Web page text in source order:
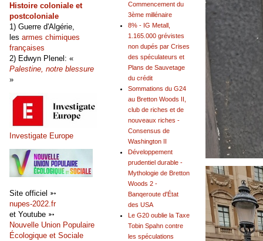
Commencement du
3ème millénaire
8% - IG Metall,
1.165.000 grévistes
non dupés par Crises
des spéculateurs et
Plans de Sauvetage
du crédit
Sommations du G24
au Bretton Woods II,
club de riches et de
nouveaux riches -
Consensus de
Washington II
Développement
prudentiel durable -
Mythologie de Bretton
Woods 2 -
Banqeroute d'État
des USA
Le G20 oublie la Taxe
Tobin Spahn contre
les spéculations
Histoire coloniale et
postcoloniale
1) Guerre d'Algérie,
les armes chimiques
françaises
2) Edwyn Plenel: «
Palestine, notre blessure
»
Investigate Europe
Site officiel ➳
nupes-2022.fr
et Youtube ➳
Nouvelle Union Populaire
Écologique et Sociale